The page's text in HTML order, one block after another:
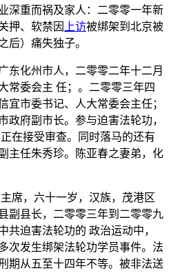
深重而祸及家人：二零零一年新
押、软禁因
上访被绑架到北京被
后）痛失独子。
东化州市人，二零零二年十二月
常委会主 任；。二零零三年四
宜市委书记、人大常委会主任；
政府副市长。参与迫害法轮功，
在接受审查。同时落马的还有
主任朱秀珍。陈亚春之妻弟，化
席，六十一岁，汉族，茂港区
副县长，二零零三年到二零零九
共迫害法轮功的 政治运动中，
次发生绑架法轮功学员事件。法
期从五至十四年不等。被非法送